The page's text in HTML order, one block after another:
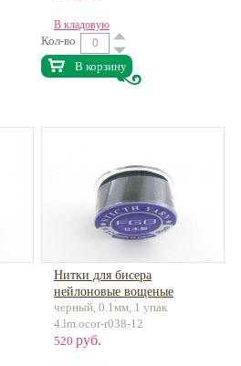
В кладовую
Кол-во
В корзину
Нитки для бисера
нейлоновые вощеные
некрученые 0.1мм ок.45м
черный, 0.1мм, 1 упак
4.lm.ocor-r038-12
520 руб.